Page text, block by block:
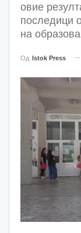
овие
последици
на
Од Istok Press